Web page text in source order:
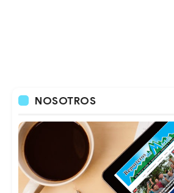
NOSOTROS